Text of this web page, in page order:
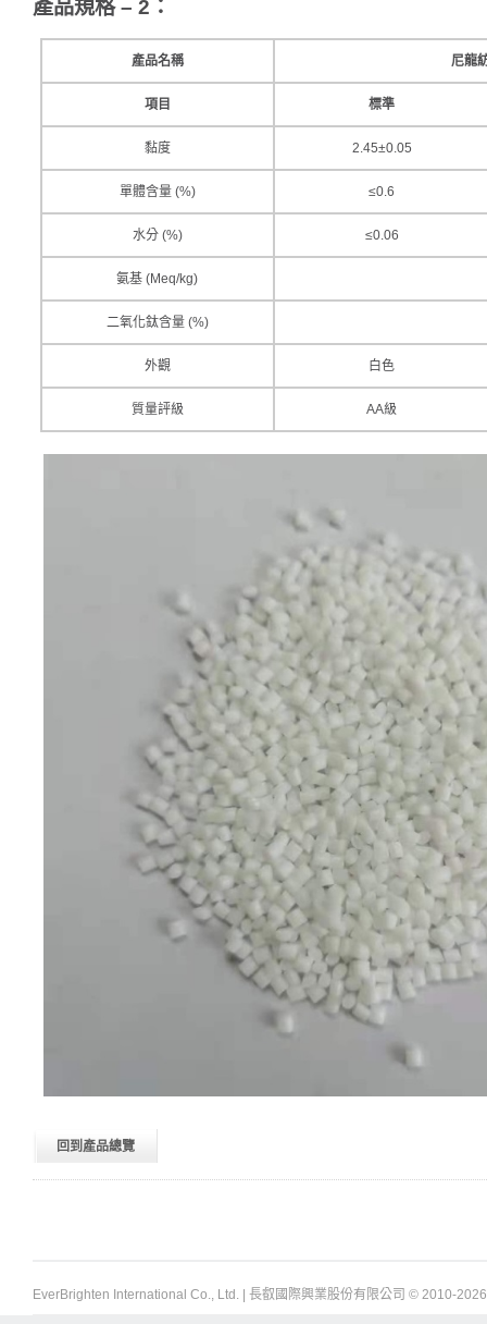
產品規格 – 2 ：
產品名稱 尼龍
項目 標準
黏度 2.45±0.05
單體含量 (%) ≤0.6
水分 (%) ≤0.06
氨基 (Meq/kg)
二氧化鈦含量 (%)
外觀 白色
質量評級 AA級
回到產品總覽
EverBrighten International Co., Ltd. | 長叡國際興業股份有限公司 © 2010-